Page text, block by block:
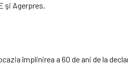
şi Agerpres.
împlinirea a 60 de ani de la